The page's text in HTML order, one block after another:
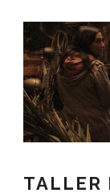
TALLER